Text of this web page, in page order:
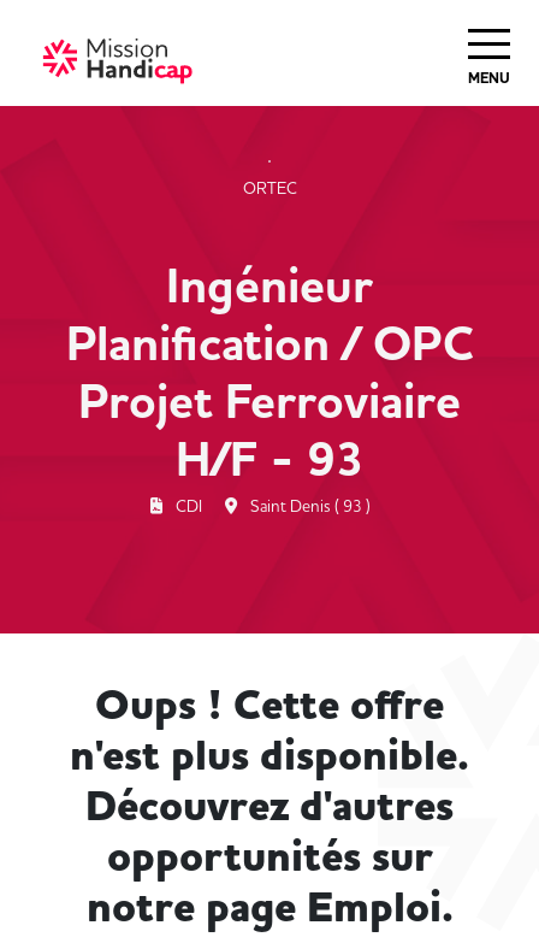
MENU
ORTEC
Ingénieur
Planification / OPC
Projet Ferroviaire
H/F - 93
CDI Saint Denis ( 93 )
Oups ! Cette offre
n'est plus disponible.
Découvrez d'autres
opportunités sur
notre page Emploi.